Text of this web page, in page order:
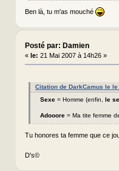
Ben là, tu m'as mouché
Posté par: Damien
« le: 21 Mai 2007 à 14h26 »
Citation de DarkCamus le
Sexe= Homme (enfin, le
Adooore= Ma tite femme
Tu honores ta femme que ce
D's©